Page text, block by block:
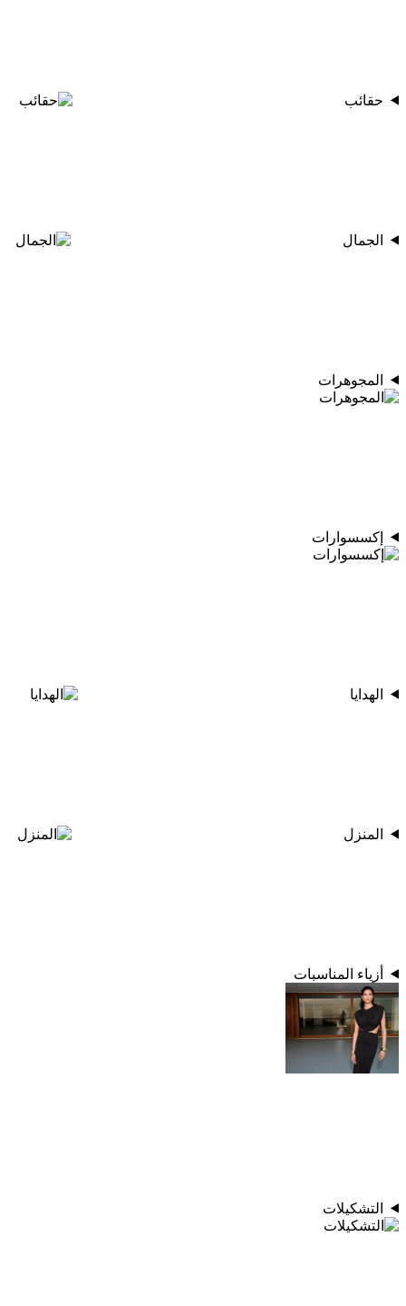
حقائب
الجمال
المجوهرات
إكسسوارات
الهدايا
المنزل
أزياء المناسبات
التشكيلات